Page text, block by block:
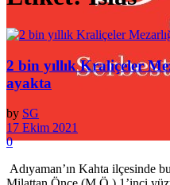
2 bin yıllık Kraliçeler
ayakta
by SG
17 Ekim 2021
0
Adıyaman’ın Kahta ilçesinde